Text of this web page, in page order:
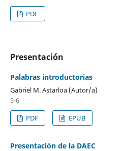
PDF
Presentación
Palabras introductorias
Gabriel M. Astarloa (Autor/a)
5-6
PDF
EPUB
Presentación de la DAEC